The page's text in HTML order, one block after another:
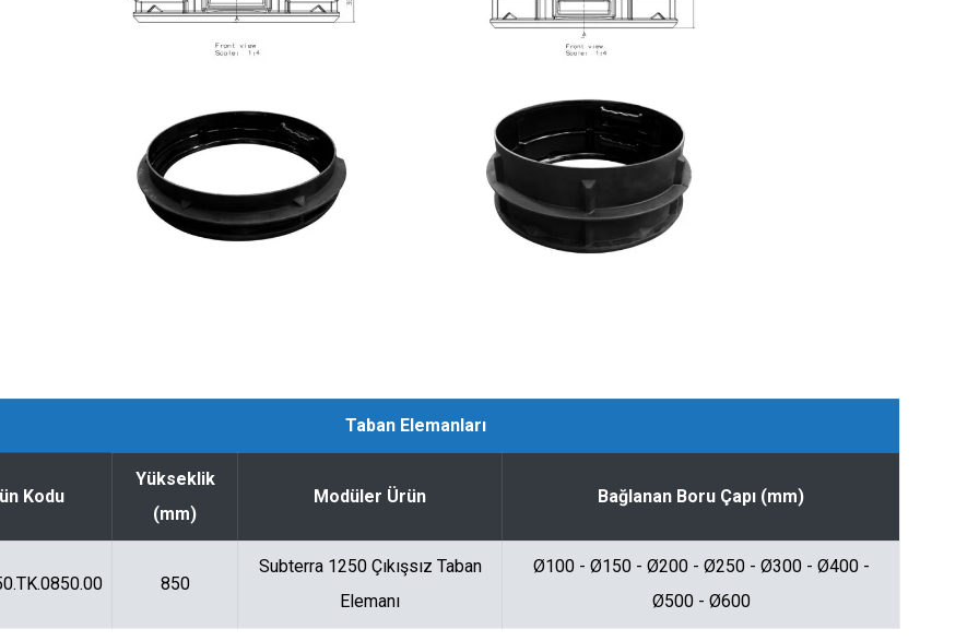
Taban Elemanları
Kodu
Yükseklik
(mm)
Modüler Ürün Bağlanan Boru Çapı (mm)
850
Subterra 1250 Çıkışsız Taban
Elemanı
Ø100 - Ø150 - Ø200 - Ø250 - Ø300 - Ø400 -
Ø500 - Ø600